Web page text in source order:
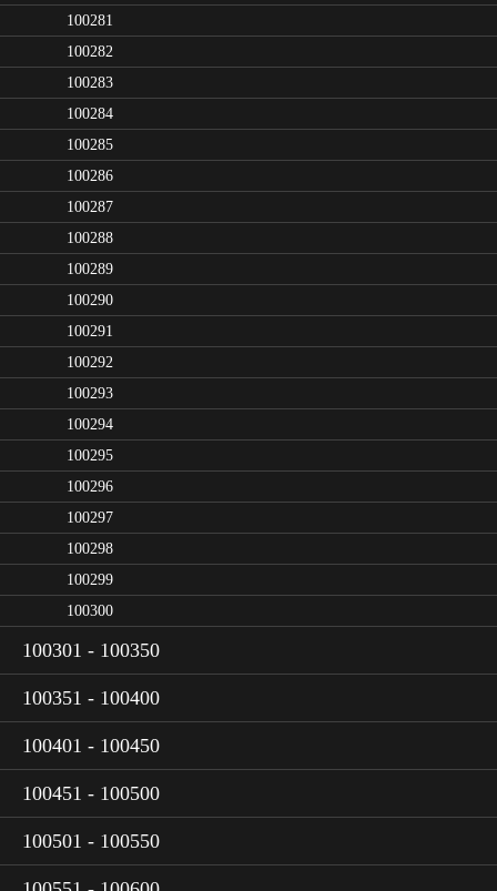
100281
100282
100283
100284
100285
100286
100287
100288
100289
100290
100291
100292
100293
100294
100295
100296
100297
100298
100299
100300
100301 - 100350
100351 - 100400
100401 - 100450
100451 - 100500
100501 - 100550